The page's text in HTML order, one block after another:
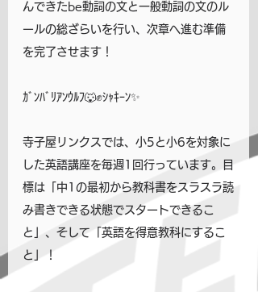
んできたbe動詞の文と一般動詞の文のル
ールの総ざらいを行い、次章へ進む準備
を完了させます！
ｶﾞﾝﾊﾞﾘｱﾝｳﾙﾌ🐺✊ｼｬｷｰﾝ✨
寺子屋リンクスでは、小5と小6を対象に
した英語講座を毎週1回行っています。目
標は「中1の最初から教科書をスラスラ読
み書きできる状態でスタートできるこ
と」、そして「英語を得意教科にするこ
と」！